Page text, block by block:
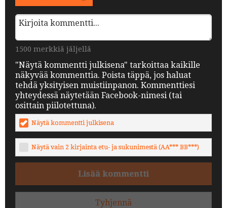
1500 merkkiä jäljellä
"Näytä kommentti julkisena" tarkoittaa kaikille
näkyvää kommenttia. Poista täppä, jos haluat
tehdä yksityisen muistiinpanon. Kommenttiesi
yhteydessä näytetään Facebook-nimesi (tai
osittain piilotettuna).
Näytä kommentti julkisena
Näytä vain 2 kirjainta etu- ja sukunimestä (AA*** BB***)
Lisää kommentti
Tyhjennä